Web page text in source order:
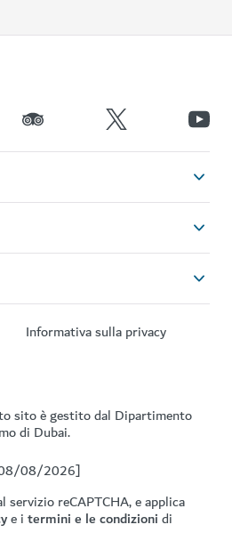
Informativa sulla privacy
sito è gestito dal Dipartimento
di Dubai.
08/2026]
reCAPTCHA, e applica
e itermini e le condizionidi